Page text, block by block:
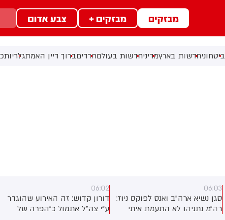
מבזקים מבזקים + צבע אדום
ביטחוניחדשות בארץמדיניחדשות בעולםחרדיםברוך דיין האמתגלריות
06:03
סגן נשיא ארה״ב ואנס לפוקס ניוז:
רה״מ נתניהו לא התעמת איתי
06:02
דורון קדוש: זה האירוע שהוגדר
ע״י צה״ל אתמול כ״הפרה של